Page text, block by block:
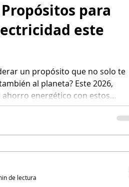
Emergencia
Electricidad prepagada
para
este
un propósito que no solo te
al planeta? Este 2026,
energético con estos
para ahorrar electricidad.
de lectura